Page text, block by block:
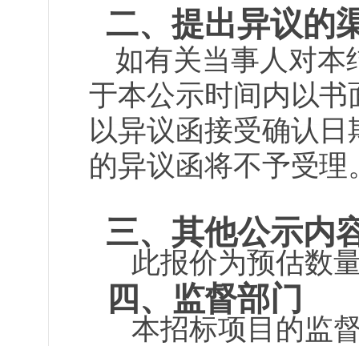
二、提出异议的
如有关当事人对本
于本公示时间内以
以异议函接受确认
的异议函将不予受理
三、其他公示内
此报价为预估数
四、监督部门
本招标项目的监